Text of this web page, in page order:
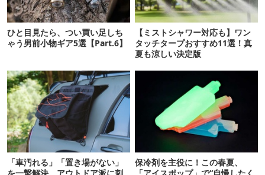
ひと目見たら、つい買い足しち
ゃう男前小物ギア5選【Part.6】
【ミストシャワー対応も】ワン
タッチタープおすすめ11選！真
夏も涼しい決定版
「車汚れる」「置き場がない」
保冷剤を主役に！この春夏、